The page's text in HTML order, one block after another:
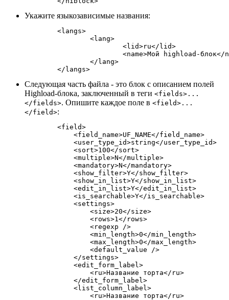
Укажите языкозависимые названия:
Следующая часть файла - это блок с описанием полей
Highload-блока, заключенный в теги <fields>...
</fields>. Опишите каждое поле в <field>...
</field>:
        <field>
            <field_name>UF_NAME</field_name>
            <user_type_id>string</user_type_id>
            <sort>100</sort>
            <multiple>N</multiple>
            <mandatory>N</mandatory>
            <show_filter>Y</show_filter>
            <show_in_list>Y</show_in_list>
            <edit_in_list>Y</edit_in_list>
            <is_searchable>Y</is_searchable>
            <settings>
                <size>20</size>
                <rows>1</rows>
                <regexp />
                <min_length>0</min_length>
                <max_length>0</max_length>
                <default_value />
            </settings>
            <edit_form_label>
                <ru>Название торта</ru>
            </edit_form_label>
            <list_column_label>
                <ru>Название торта</ru>